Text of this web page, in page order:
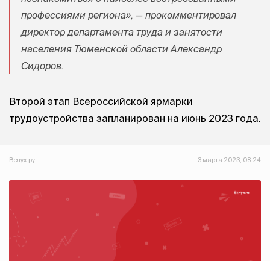
профессиями региона», — прокомментировал
директор департамента труда и занятости
населения Тюменской области Александр
Сидоров.
Второй этап Всероссийской ярмарки
трудоустройства запланирован на июнь 2023 года.
Вслух.ру 3 марта 2023, 08:24